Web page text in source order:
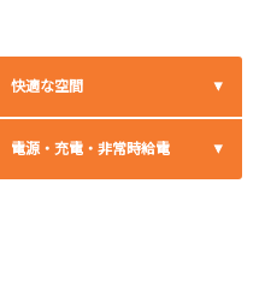
快適な空間
電源・充電・非常時給電